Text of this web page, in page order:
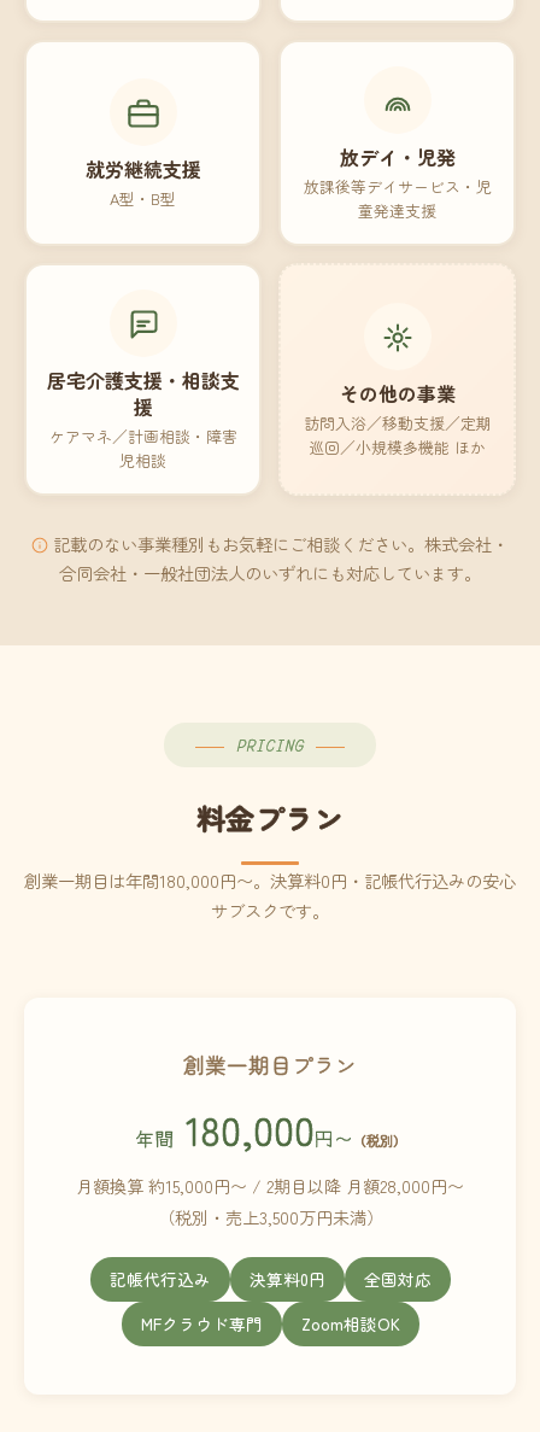
就労継続支援
A型・B型
放デイ・児発
放課後等デイサービス・児
童発達支援
居宅介護支援・相談支
援
ケアマネ／計画相談・障害
児相談
その他の事業
訪問入浴／移動支援／定期
巡回／小規模多機能 ほか
記載のない事業種別もお気軽にご相談ください。株式会社・
合同会社・一般社団法人のいずれにも対応しています。
PRICING
料金プラン
創業一期目は年間180,000円〜。決算料0円・記帳代行込みの安心
サブスクです。
創業一期目プラン
年間 180,000円〜 （税別）
月額換算 約15,000円〜 / 2期目以降 月額28,000円〜
（税別・売上3,500万円未満）
記帳代行込み 決算料0円
全国対応
MFクラウド専門
Zoom相談OK